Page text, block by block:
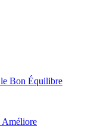
Bon Équilibre
Améliore